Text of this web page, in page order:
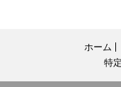
ホーム
特